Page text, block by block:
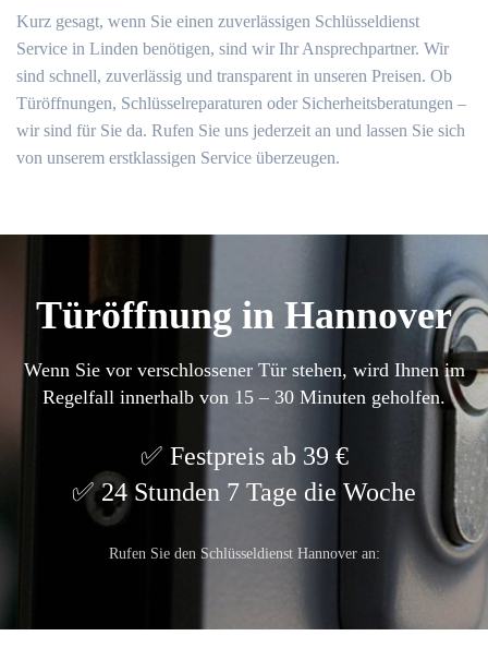
Kurz gesagt, wenn Sie einen zuverlässigen Schlüsseldienst
Service in Linden benötigen, sind wir Ihr Ansprechpartner. Wir
sind schnell, zuverlässig und transparent in unseren Preisen. Ob
Türöffnungen, Schlüsselreparaturen oder Sicherheitsberatungen –
wir sind für Sie da. Rufen Sie uns jederzeit an und lassen Sie sich
von unserem erstklassigen Service überzeugen.
Türöffnung in Hannover
Wenn Sie vor verschlossener Tür stehen, wird Ihnen im
Regelfall innerhalb von 15 – 30 Minuten geholfen.
Festpreis ab 39 €
24 Stunden 7 Tage die Woche
Rufen Sie den Schlüsseldienst Hannover an: